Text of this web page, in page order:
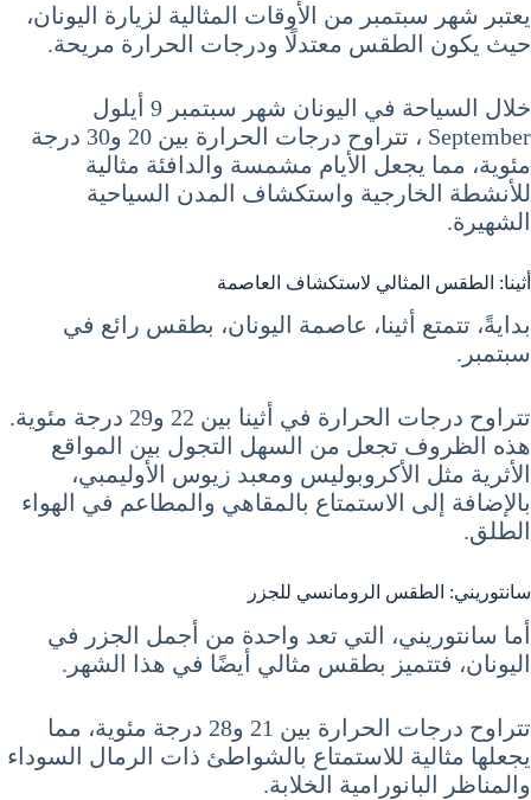
يعتبر شهر سبتمبر من الأوقات المثالية لزيارة اليونان،
حيث يكون الطقس معتدلًا ودرجات الحرارة مريحة.
خلال السياحة في اليونان شهر سبتمبر 9 أيلول
September ، تتراوح درجات الحرارة بين 20 و30 درجة
مئوية، مما يجعل الأيام مشمسة والدافئة مثالية
للأنشطة الخارجية واستكشاف المدن السياحية
الشهيرة.
أثينا: الطقس المثالي لاستكشاف العاصمة
بدايةً، تتمتع أثينا، عاصمة اليونان، بطقس رائع في
سبتمبر.
تتراوح درجات الحرارة في أثينا بين 22 و29 درجة مئوية.
هذه الظروف تجعل من السهل التجول بين المواقع
الأثرية مثل الأكروبوليس ومعبد زيوس الأوليمبي،
بالإضافة إلى الاستمتاع بالمقاهي والمطاعم في الهواء
الطلق.
سانتوريني: الطقس الرومانسي للجزر
أما سانتوريني، التي تعد واحدة من أجمل الجزر في
اليونان، فتتميز بطقس مثالي أيضًا في هذا الشهر.
تتراوح درجات الحرارة بين 21 و28 درجة مئوية، مما
يجعلها مثالية للاستمتاع بالشواطئ ذات الرمال السوداء
والمناظر البانورامية الخلابة.